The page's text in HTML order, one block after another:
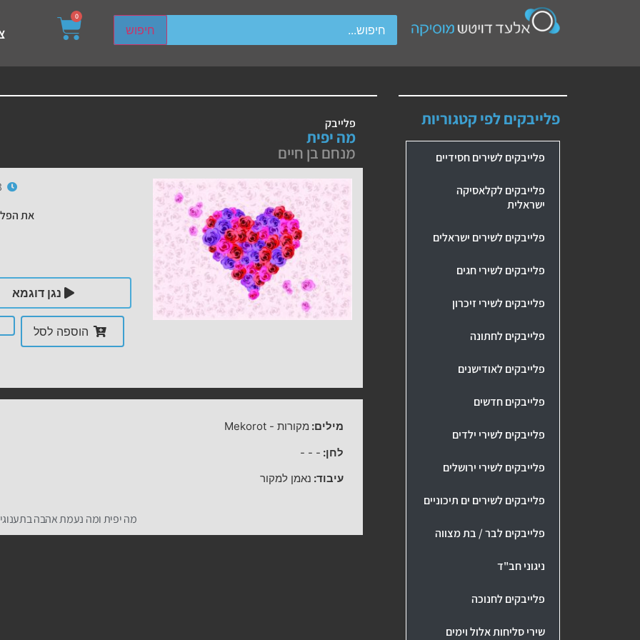
חיפוש
page. Touch device users, explore by touch or with swipe gestures.
0
פלייבקים לפי קטגוריות
פלייבקים לשירים חסידיים
פלייבקים לקלאסיקה
ישראלית
פלייבקים לשירים ישראלים
פלייבקים לשירי חגים
פלייבקים לשירי זיכרון
פלייבקים לחתונה
פלייבקים לאודישנים
פלייבקים חדשים
פלייבקים לשירי ילדים
פלייבקים לשירי ירושלים
פלייבקים לשירים ים תיכוניים
פלייבקים לבר / בת מצווה
ניגוני חב"ד
פלייבקים לחנוכה
שירי סליחות אלול וימים
פלייבק
מה יפית
מנחם בן חיים
את
נגן דוגמא
הוספה לסל
מילים: מקורות-
Mekorot
לחן: -
-
-
עיבוד: נאמן למקור
מה יפית ומה נעמת אהבה